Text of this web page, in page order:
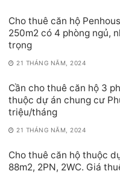
Cho thuê căn hộ
250m2 có 4 phòng ngủ,
trọng
21 THÁNG NĂM, 2024
Cần cho thuê căn hộ 3
thuộc dự án chung cư
triệu/tháng
21 THÁNG NĂM, 2024
Cho thuê căn hộ thuộc
88m2, 2PN, 2WC. Giá